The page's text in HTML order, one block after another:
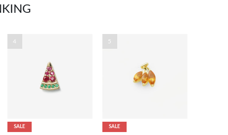
4
SALE
5
SALE